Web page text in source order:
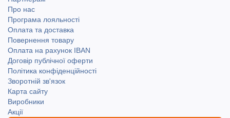
Про нас
Програма лояльності
Оплата та доставка
Повернення товару
Оплата на рахунок IBAN
Договір публічної оферти
Політика конфіденційності
Зворотній зв'язок
Карта сайту
Виробники
Акції